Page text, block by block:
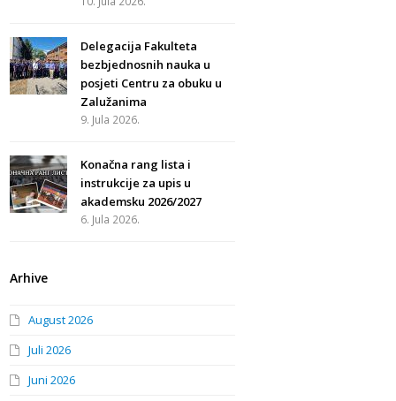
Delegacija Fakulteta
bezbjednosnih nauka u
posjeti Centru za obuku u
Zalužanima
9. Jula 2026.
Konačna rang lista i
instrukcije za upis u
akademsku 2026/2027
6. Jula 2026.
Arhive
August 2026
Juli 2026
Juni 2026